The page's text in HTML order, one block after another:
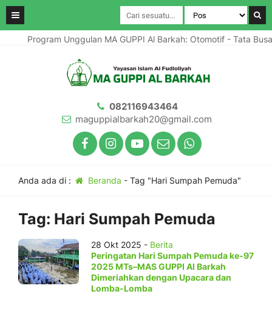
Program Unggulan MA GUPPI Al Barkah: Otomotif - Tata
082116943464
maguppialbarkah20@gmail.com
Anda ada di : Beranda - Tag "Hari Sumpah Pemuda"
Tag: Hari Sumpah Pemuda
28 Okt 2025 - Berita
Peringatan Hari Sumpah Pemuda ke-97
2025 MTs–MAS GUPPI Al Barkah
Dimeriahkan dengan Upacara dan
Lomba-Lomba